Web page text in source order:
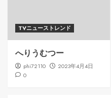
TVニューストレンド
へりうむつー
phi72110
2023年4月4日
0